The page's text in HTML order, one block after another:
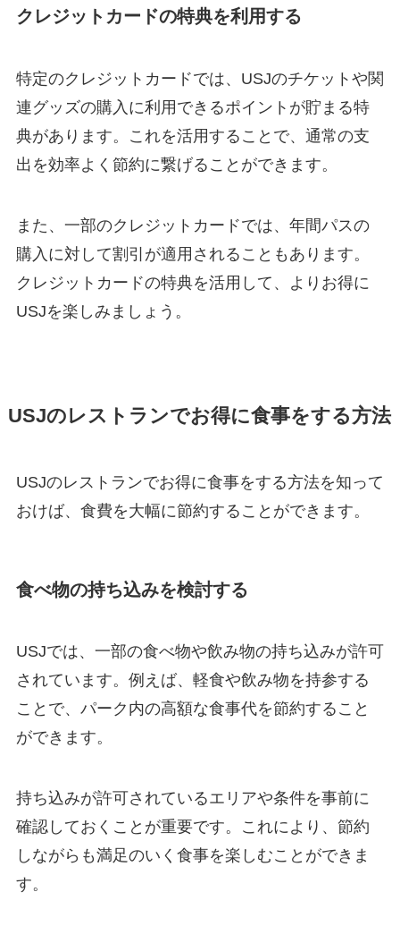
クレジットカードの特典を利用する
特定のクレジットカードでは、USJのチケットや関
連グッズの購入に利用できるポイントが貯まる特
典があります。これを活用することで、通常の支
出を効率よく節約に繋げることができます。
また、一部のクレジットカードでは、年間パスの
購入に対して割引が適用されることもあります。
クレジットカードの特典を活用して、よりお得に
USJを楽しみましょう。
USJのレストランでお得に食事をする方法
USJのレストランでお得に食事をする方法を知って
おけば、食費を大幅に節約することができます。
食べ物の持ち込みを検討する
USJでは、一部の食べ物や飲み物の持ち込みが許可
されています。例えば、軽食や飲み物を持参する
ことで、パーク内の高額な食事代を節約すること
ができます。
持ち込みが許可されているエリアや条件を事前に
確認しておくことが重要です。これにより、節約
しながらも満足のいく食事を楽しむことができま
す。